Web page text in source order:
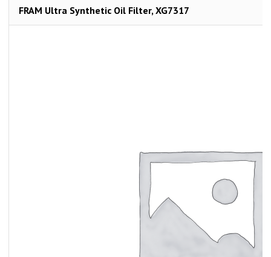
FRAM Ultra Synthetic Oil Filter, XG7317